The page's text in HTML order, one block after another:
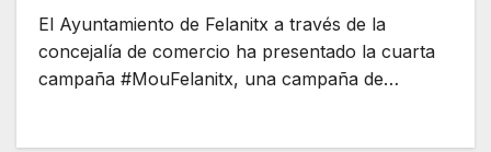
El Ayuntamiento de Felanitx a través de la
concejalía de comercio ha presentado la cuarta
campaña #MouFelanitx, una campaña de…